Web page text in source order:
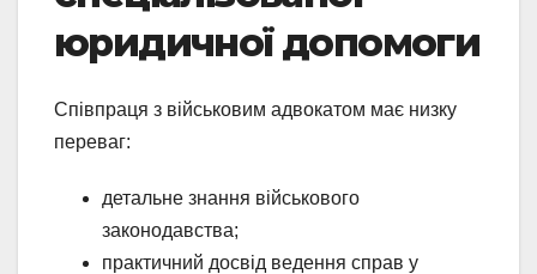
юридичної допомоги
Співпраця з військовим адвокатом має низку
переваг:
детальне знання військового
законодавства;
практичний досвід ведення справ у